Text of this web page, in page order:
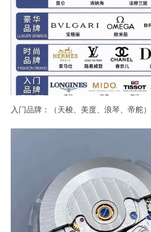
入门品牌：（天梭、美度、浪琴、帝舵）